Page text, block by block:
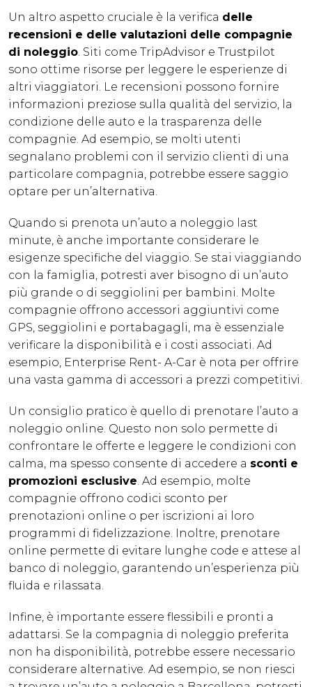
Un altro aspetto cruciale è la verifica delle
recensioni e delle valutazioni delle compagnie
di noleggio. Siti come TripAdvisor e Trustpilot
sono ottime risorse per leggere le esperienze di
altri viaggiatori. Le recensioni possono fornire
informazioni preziose sulla qualità del servizio, la
condizione delle auto e la trasparenza delle
compagnie. Ad esempio, se molti utenti
segnalano problemi con il servizio clienti di una
particolare compagnia, potrebbe essere saggio
optare per un’alternativa.
Quando si prenota un’auto a noleggio last
minute, è anche importante considerare le
esigenze specifiche del viaggio. Se stai viaggiando
con la famiglia, potresti aver bisogno di un’auto
più grande o di seggiolini per bambini. Molte
compagnie offrono accessori aggiuntivi come
GPS, seggiolini e portabagagli, ma è essenziale
verificare la disponibilità e i costi associati. Ad
esempio, Enterprise Rent- A-Car è nota per offrire
una vasta gamma di accessori a prezzi competitivi.
Un consiglio pratico è quello di prenotare l’auto a
noleggio online. Questo non solo permette di
confrontare le offerte e leggere le condizioni con
calma, ma spesso consente di accedere a sconti e
promozioni esclusive. Ad esempio, molte
compagnie offrono codici sconto per
prenotazioni online o per iscrizioni ai loro
programmi di fidelizzazione. Inoltre, prenotare
online permette di evitare lunghe code e attese al
banco di noleggio, garantendo un’esperienza più
fluida e rilassata.
Infine, è importante essere flessibili e pronti a
adattarsi. Se la compagnia di noleggio preferita
non ha disponibilità, potrebbe essere necessario
considerare alternative. Ad esempio, se non riesci